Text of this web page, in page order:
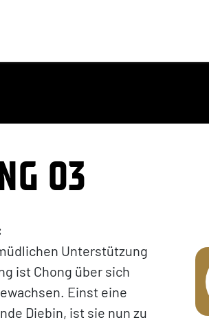
03
Unterstützung
ist Chong über sich
Einst eine
Diebin, ist sie nun zu